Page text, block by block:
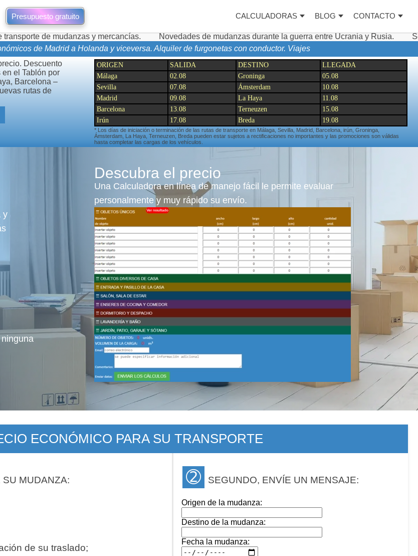
Presupuesto gratuito CALCULADORAS BLOG CONTACTO
y mercancías. Novedades de mudanzas durante la guerra entre Ucrania y Rusia.
Servicios
de Madrid a Holanda y viceversa. Alquiler de furgonetas con conductor. Viajes
Descuento
el Tablón por
Barcelona –
rutas de
ORIGEN SALIDA DESTINO
LLEGADA
Málaga
02.08 Groninga
05.08
Sevilla
07.08 Ámsterdam
10.08
Madrid
09.08 La Haya
11.08
Barcelona
13.08 Terneuzen
15.08
Irún
17.08 Breda 19.08
* Los días de iniciación o terminación de las rutas de transporte en Málaga, Sevilla, Madrid, Barcelona, irún, Groninga,
Ámsterdam, La Haya, Terneuzen, Breda pueden estar sujetos a rectificaciones no importantes y las promociones son válidas
hasta completar las cargas de los vehículos.
y
Descubra el precio
Una Calculadora en línea de manejo fácil le permite evaluar
personalmente y muy rápido su envío.
ECONÓMICO PARA SU TRANSPORTE
MUDANZA: ➁ SEGUNDO, ENVÍE UN MENSAJE:
de su traslado;
Origen de la mudanza:
Destino de la mudanza:
Fecha la mudanza: